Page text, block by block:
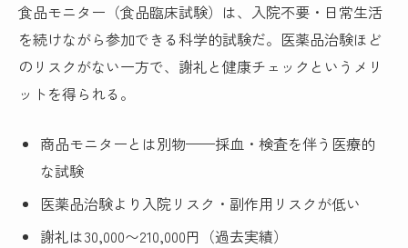
食品モニター（食品臨床試験）は、入院不要・日常生活
を続けながら参加できる科学的試験だ。医薬品治験ほど
のリスクがない一方で、謝礼と健康チェックというメリ
ットを得られる。
商品モニターとは別物——採血・検査を伴う医療的
な試験
医薬品治験より入院リスク・副作用リスクが低い
謝礼は30,000〜210,000円（過去実績）